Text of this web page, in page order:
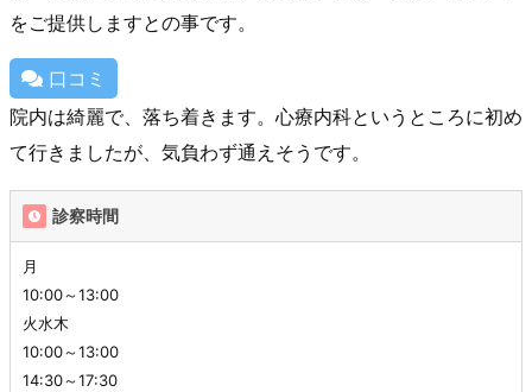
をご提供しますとの事です。
口コミ
院内は綺麗で、落ち着きます。心療内科というところに初め
て行きましたが、気負わず通えそうです。
診察時間
月
10:00～13:00
火水木
10:00～13:00
14:30～17:30